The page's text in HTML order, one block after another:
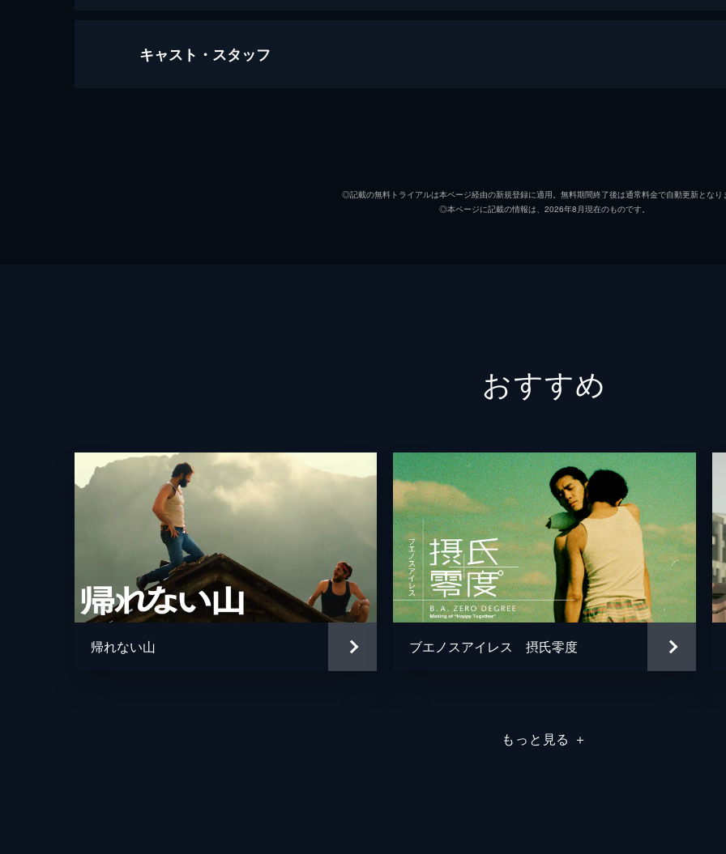
グッバイ・ファーストラブ
キャスト・スタッフ
シュリ・ホアン
◎記載の無料トライアルは本ページ経由の新規登録に適用。無料期間終了後は通常料金で自動更新となり
◎本ページに記載の情報は、2026年8月現在のものです。
おすすめ
帰れない山 ブエノスアイレス 摂氏零度
もっと見る ＋